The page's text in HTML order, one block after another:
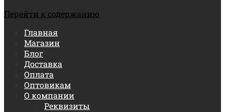
Перейти к содержанию
Главная
Магазин
Блог
Доставка
Оплата
Оптовикам
О компании
Реквизиты